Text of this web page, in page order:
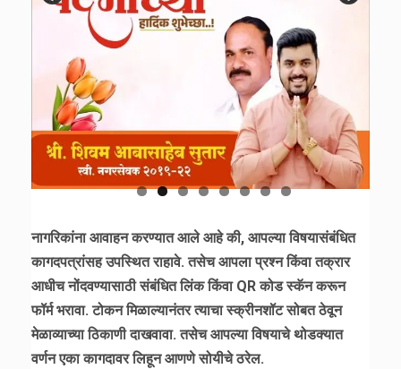
नागरिकांना आवाहन करण्यात आले आहे की, आपल्या विषयासंबंधित
कागदपत्रांसह उपस्थित राहावे. तसेच आपला प्रश्न किंवा तक्रार
आधीच नोंदवण्यासाठी संबंधित लिंक किंवा QR कोड स्कॅन करून
फॉर्म भरावा. टोकन मिळाल्यानंतर त्याचा स्क्रीनशॉट सोबत ठेवून
मेळाव्याच्या ठिकाणी दाखवावा. तसेच आपल्या विषयाचे थोडक्यात
वर्णन एका कागदावर लिहून आणणे सोयीचे ठरेल.